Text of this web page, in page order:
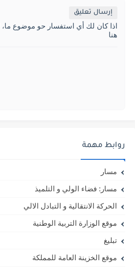
إرسال تعليق
اذا كان لك أي استفسار حو موضوع
هنا
روابط مهمة
مسار
مسار: فضاء الولي و التلميذ
الحركة الانتقالية و التبادل الالي
موقع الوزارة التربية الوطنية
تبليغ
موقع الخزينة العامة للمملكة